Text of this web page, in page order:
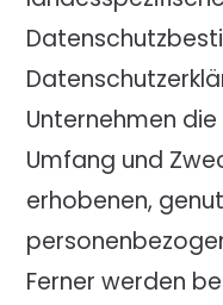
Unternehmen
Umfang und
erhobenen,
Ferner werden